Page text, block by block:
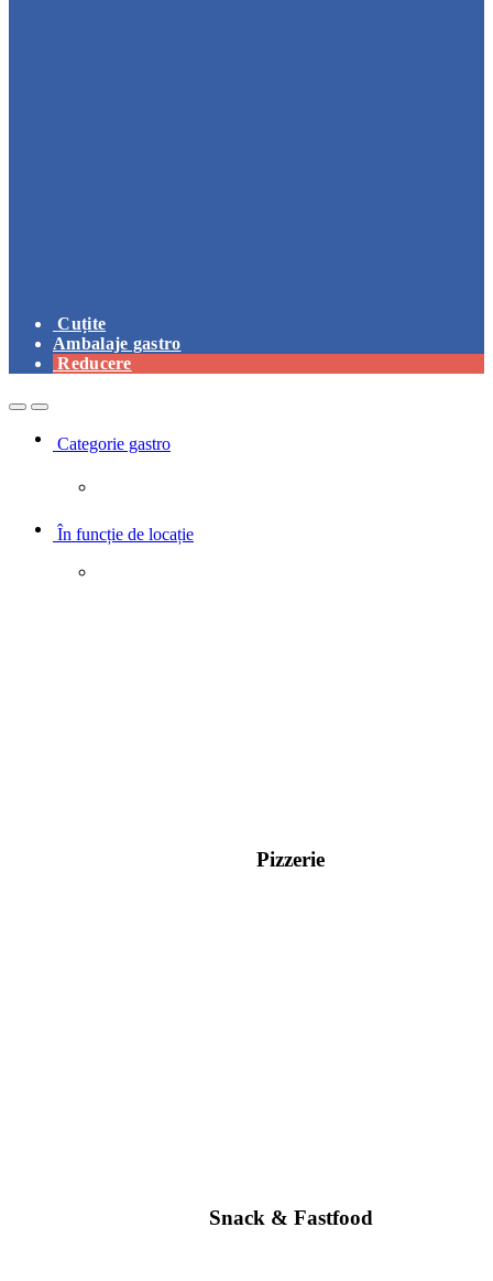
Cuțite
Ambalaje gastro
Reducere
OpenClose
Categorie gastro
În funcție de locație
Pizzerie
Snack & Fastfood